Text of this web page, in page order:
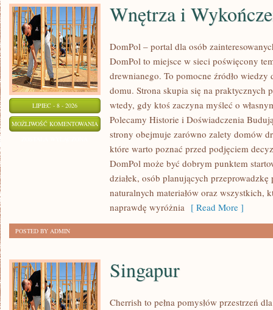
LIPIEC - 8 - 2026
MOŻLIWOŚĆ KOMENTOWANIA WNĘTRZA
WYKOŃCZENIA
Wnętrza i
DomPol – portal dla osób
DomPol to miejsce w sieci poświęcony
drewnianego. To pomocne źródło
domu. Strona skupia się na praktycznych
wtedy, gdy ktoś zaczyna myśleć o
Polecamy Historie i Doświadczenia
strony obejmuje zarówno zalety domów
które warto poznać przed podjęciem
DomPol może być dobrym punktem
działek, osób planujących
naturalnych materiałów oraz wszystkich,
naprawdę wyróżnia [ Read More ]
POSTED BY ADMIN
Singapur
Cherrish to pełna pomysłów przestrzeń